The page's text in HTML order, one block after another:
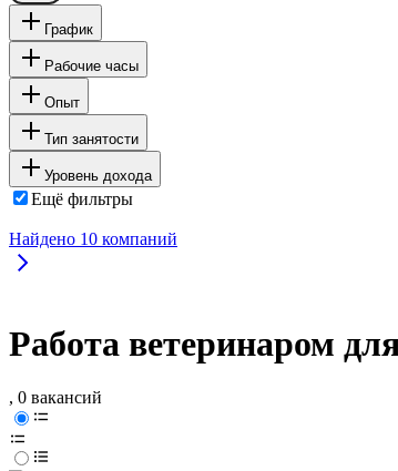
График
Рабочие часы
Опыт
Тип занятости
Уровень дохода
Ещё фильтры
Найдено 10 компаний
Работа ветеринаром
, 0 вакансий